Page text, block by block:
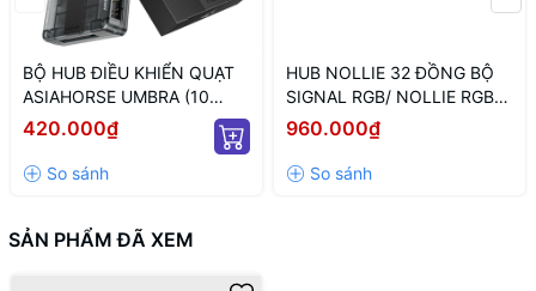
BỘ HUB ĐIỀU KHIỂN QUẠT
ASIAHORSE UMBRA (10
CỔNG KẾT NỐI PWM VÀ 5V
ARGB/ NGUỒN SATA)
420.000₫
HUB NOLLIE 32 ĐỒNG BỘ
SIGNAL RGB/ NOLLIE RGB
(HỖ TRỢ TÙY BIẾN LED
NÂNG CAO)
960.000₫
SẢN PHẨM ĐÃ XEM